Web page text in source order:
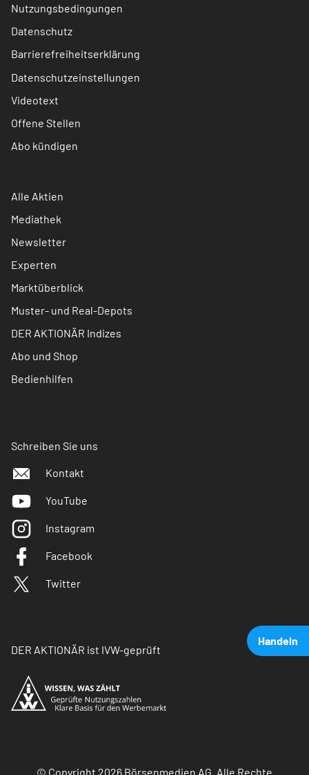
Handeln
Nutzungsbedingungen
Datenschutz
Barrierefreiheitserklärung
Datenschutzeinstellungen
Videotext
Offene Stellen
Abo kündigen
Alle Aktien
Mediathek
Newsletter
Experten
Marktüberblick
Muster- und Real-Depots
DER AKTIONÄR Indizes
Abo und Shop
Bedienhilfen
Schreiben Sie uns
Kontakt
YouTube
Instagram
Facebook
Twitter
DER AKTIONÄR ist IVW-geprüft
© Copyright 2026 Börsenmedien AG. Alle Rechte